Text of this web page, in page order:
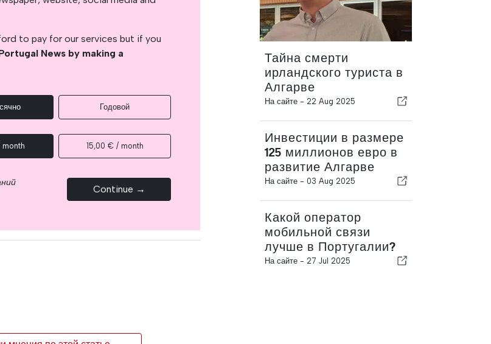
to pay for our services but if you
News by making a
Годовой
15,00 € / month
Continue →
Тайна смерти
ирландского туриста в
Алгарве
На сайте - 22 Aug 2025
Инвестиции в размере
125 миллионов евро в
развитие Алгарве
На сайте - 03 Aug 2025
Какой оператор
мобильной связи
лучше в Португалии?
На сайте - 27 Jul 2025